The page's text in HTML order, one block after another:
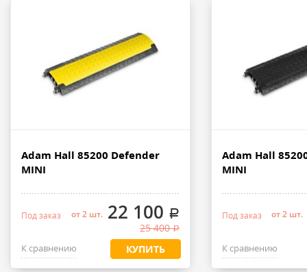
Adam Hall 85200 Defender
MINI
Под заказ от 2 шт.22 100 .
25 400.
К сравнению КУПИТЬ
Adam Hall
MINI
Под заказ от 2 шт.
К сравнению